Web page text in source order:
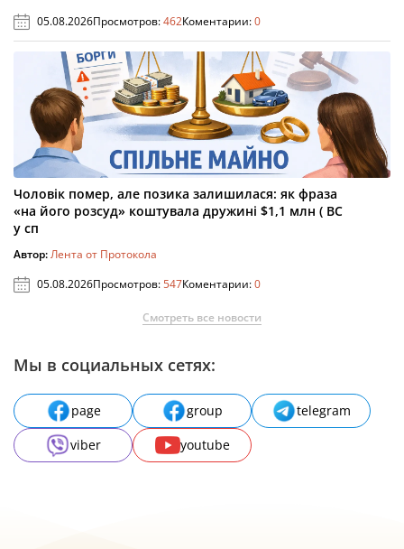
05.08.2026Просмотров:462Коментарии:0
Чоловік помер, але позика залишилася: як фраза
«на його розсуд» коштувала дружині $1,1 млн ( ВС
у сп
Автор:Лента от Протокола
05.08.2026Просмотров:547Коментарии:0
Смотреть все новости
Мы в социальных сетях:
page group
telegram
viber
youtube